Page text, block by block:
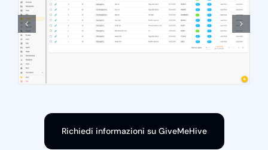
Richiedi informazioni su GiveMeHive